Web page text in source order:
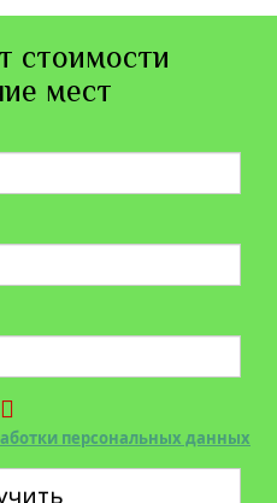
стоимости
мест
персональных данных